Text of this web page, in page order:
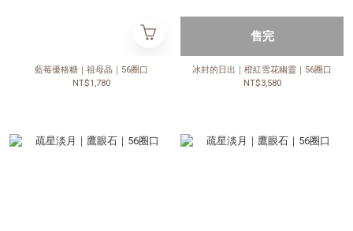
藍莓優格糖｜祖母晶｜56圈口
NT$1,780
售完
冰封的日出｜橙紅雪花幽靈｜56圈口
NT$3,580